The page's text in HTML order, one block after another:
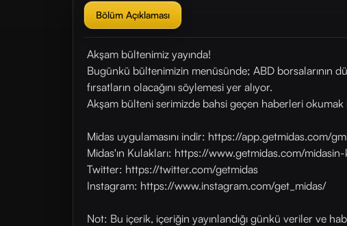
Bölüm Açıklaması
Akşam bültenimiz yayında!
Bugünkü bültenimizin menüsünde; ABD borsalarının
fırsatların olacağını söylemesi yer alıyor.
Akşam bülteni serimizde bahsi geçen haberleri
Midas uygulamasını indir: https://app.getmidas.com/
Midas'ın Kulakları: https://www.getmidas.com/
Twitter: https://twitter.com/getmidas
Instagram: https://www.instagram.com/get_midas/
Not: Bu içerik, içeriğin yayınlandığı günkü veriler ve